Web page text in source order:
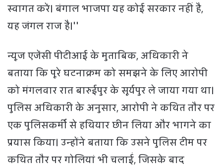
स्वागत करें। बंगाल भाजपा यह कोई सरकार नहीं है,
यह जंगल राज है।''
न्यूज एजेंसी पीटीआई के मुताबिक, अधिकारी ने
बताया कि पूरे घटनाक्रम को समझने के लिए आरोपी
को मंगलवार रात बारुईपुर के सूर्यपुर ले जाया गया था।
पुलिस अधिकारी के अनुसार, आरोपी ने कथित तौर पर
एक पुलिसकर्मी से हथियार छीन लिया और भागने का
प्रयास किया। उन्होंने बताया कि उसने पुलिस टीम पर
कथित तौर पर गोलियां भी चलाईं, जिसके बाद